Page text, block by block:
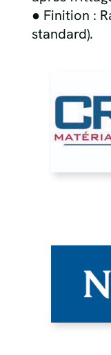
● Finition :
standard).